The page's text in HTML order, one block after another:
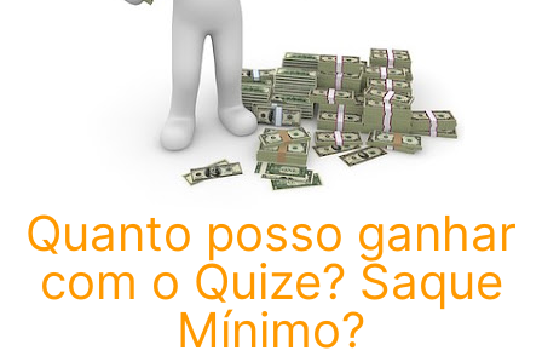
Quanto posso ganhar
com o Quize? Saque
Mínimo?